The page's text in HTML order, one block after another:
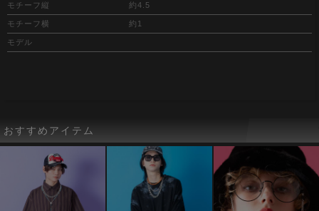
モチーフ縦 約4.5
モチーフ横 約1
モデル
おすすめアイテム